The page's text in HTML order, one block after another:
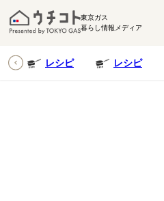
東京ガス
暮らし情報メディア
レシピ レシピ